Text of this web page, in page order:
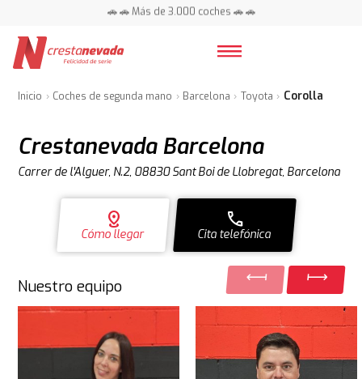
📍 Centros en toda España ⭐
📍 Centros en toda España ⭐
Inicio Coches de segunda mano Barcelona Toyota Corolla
Crestanevada Barcelona
Carrer de l'Alguer, N.2, 08830 Sant Boi de Llobregat, Barcelona
distance
Cómo llegar
call
Cita telefónica
Nuestro equipo